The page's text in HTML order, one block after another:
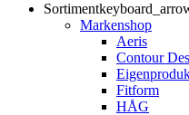
Sortiment
Markenshop
Aeris
Contour
Fitform
HÅG